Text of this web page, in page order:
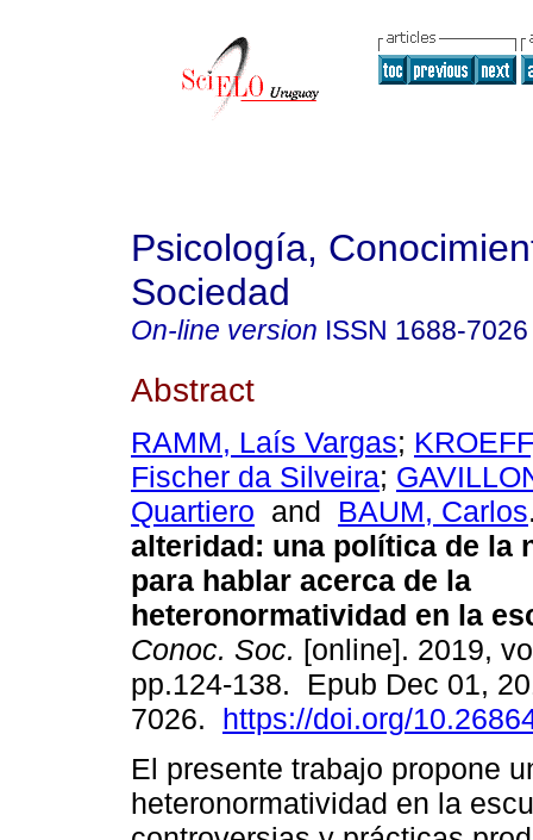
Psicología,
Sociedad
On-line version ISSN 1688-7026
Abstract
RAMM, Laís Vargas;
Fischer da Silveira;
Quartiero and BAUM, Carlos
alteridad: una política de la
para hablar acerca de la
heteronormatividad en la
Conoc. Soc. [online]. 2019,
pp.124-138. Epub Dec 01,
7026. https://doi.org/
El presente trabajo propone
heteronormatividad en la